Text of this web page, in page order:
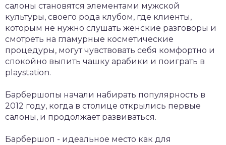
салоны становятся элементами мужской
культуры, своего рода клубом, где клиенты,
которым не нужно слушать женские разговоры и
смотреть на гламурные косметические
процедуры, могут чувствовать себя комфортно и
спокойно выпить чашку арабики и поиграть в
playstation.
Барбершопы начали набирать популярность в
2012 году, когда в столице открылись первые
салоны, и продолжает развиваться.
Барбершоп - идеальное место как для